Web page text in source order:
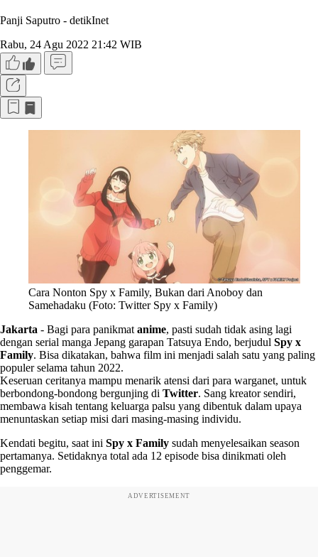
Panji Saputro - detikInet
Rabu, 24 Agu 2022 21:42 WIB
Cara Nonton Spy x Family, Bukan dari Anoboy dan
Samehadaku (Foto: Twitter Spy x Family)
Jakarta - Bagi para panikmat anime, pasti sudah tidak asing lagi
dengan serial manga Jepang garapan Tatsuya Endo, berjudul Spy x
Family. Bisa dikatakan, bahwa film ini menjadi salah satu yang paling
populer selama tahun 2022.
Keseruan ceritanya mampu menarik atensi dari para warganet, untuk
berbondong-bondong bergunjing di Twitter. Sang kreator sendiri,
membawa kisah tentang keluarga palsu yang dibentuk dalam upaya
menuntaskan setiap misi dari masing-masing individu.
Kendati begitu, saat ini Spy x Family sudah menyelesaikan season
pertamanya. Setidaknya total ada 12 episode bisa dinikmati oleh
penggemar.
ADVERTISEMENT